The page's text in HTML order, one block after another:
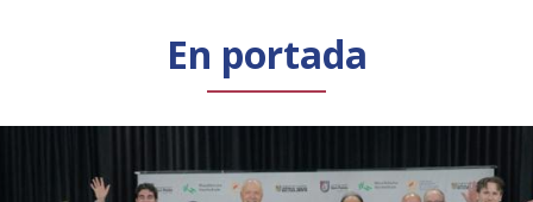
En portada